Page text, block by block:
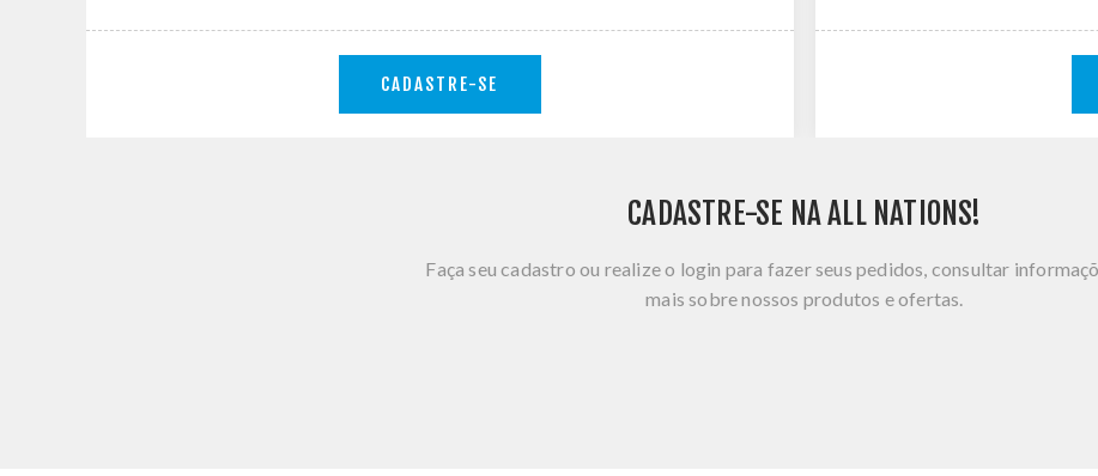
CADASTRE-SE
CADASTRE-SE NA ALL NATIONS!
Faça seu cadastro ou realize o login para fazer seus pedidos, consultar
mais sobre nossos produtos e ofertas.